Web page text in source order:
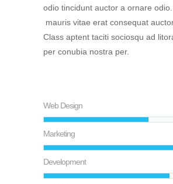
odio tincidunt auctor a ornare
mauris vitae erat consequat
Class aptent taciti sociosqu ad
per conubia nostra per.
Web Design
Marketing
Development